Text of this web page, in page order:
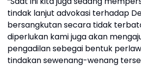
tindak lanjut advokasi terhadap
bersangkutan secara tidak
diperlukan kami juga akan
pengadilan sebegai bentuk
tindakan sewenang-wenang